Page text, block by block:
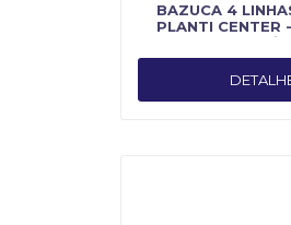
BAZUCA 4
PLANTI
por Planti